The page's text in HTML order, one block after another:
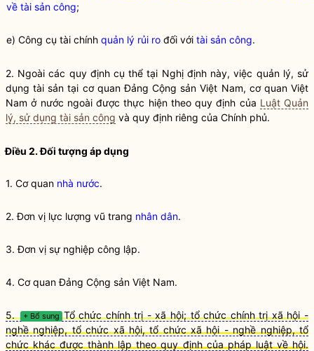
về tài sản công;
e) Công cụ tài chính quản lý rủi ro đối với tài sản công.
2. Ngoài các quy định cụ thể tại Nghị định này, việc quản lý, sử
dụng tài sản tại cơ quan Đảng Cộng sản Việt Nam, cơ quan Việt
Nam ở nước ngoài được thực hiện theo quy định của Luật Quản
lý, sử dụng tài sản công và quy định riêng của Chính phủ.
Điều 2. Đối tượng áp dụng
1. Cơ quan nhà nước.
2. Đơn vị lực lượng vũ trang nhân dân.
3. Đơn vị sự nghiệp công lập.
4. Cơ quan Đảng Cộng sản Việt Nam.
5. + Bổ sung Tổ chức chính trị - xã hội; tổ chức chính trị xã hội -
nghề nghiệp, tổ chức xã hội, tổ chức xã hội - nghề nghiệp, tổ
chức khác được thành lập theo quy định của pháp luật về hội.